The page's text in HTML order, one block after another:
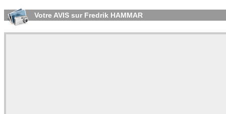
Votre AVIS sur Fredrik HAMMAR